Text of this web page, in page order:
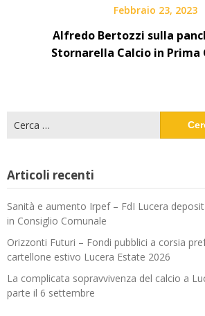
Febbraio 23, 2023
Alfredo Bertozzi sulla
Stornarella Calcio in Prima
per:
Articoli recenti
Sanità e aumento Irpef – FdI Lucera
in Consiglio Comunale
Orizzonti Futuri – Fondi pubblici a corsia
cartellone estivo Lucera Estate 2026
La complicata sopravvivenza del calcio a
parte il 6 settembre